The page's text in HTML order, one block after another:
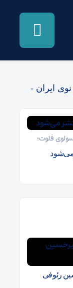
نوی ایران -
سولوی فلوت؛
می‌شود
رئوفی